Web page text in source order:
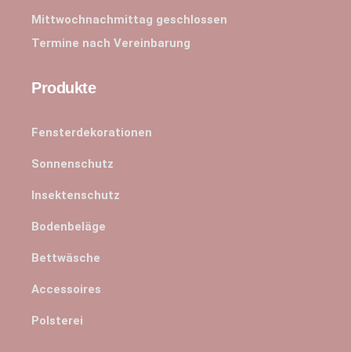
Mittwochnachmittag geschlossen
Termine nach Vereinbarung
Produkte
Fensterdekorationen
Sonnenschutz
Insektenschutz
Bodenbeläge
Bettwäsche
Accessoires
Polsterei